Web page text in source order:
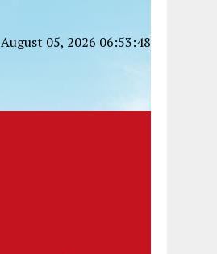
August 05, 2026 06:53:48